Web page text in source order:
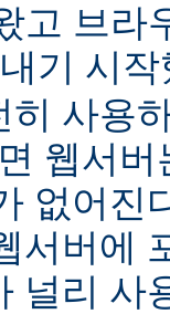
고 브라
기 시
히 사용
웹서
없어진
서버에
널리 사